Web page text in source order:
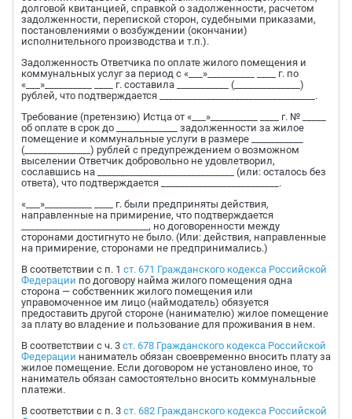
долговой квитанцией, справкой о задолженности, расчетом
задолженности, перепиской сторон, судебными приказами,
постановлениями о возбуждении (окончании)
исполнительного производства и т.п.).
Задолженность Ответчика по оплате жилого помещения и
коммунальных услуг за период с «___»__________ ____ г. по
«___»__________ ____ г. составила ___________ (______________)
рублей, что подтверждается _________________________________.
Требование (претензию) Истца от «___»__________ ____ г. № _____
об оплате в срок до _____________ задолженности за жилое
помещение и коммунальные услуги в размере ___________
(______________) рублей с предупреждением о возможном
выселении Ответчик добровольно не удовлетворил,
сославшись на _____________________________ (или: осталось без
ответа), что подтверждается _________________________.
«___»__________ ____ г. были предприняты действия,
направленные на примирение, что подтверждается
___________________________, но договоренности между
сторонами достигнуто не было. (Или: действия, направленные
на примирение, сторонами не предпринимались.)
В соответствии с п. 1 ст. 671 Гражданского кодекса Российской
Федерации по договору найма жилого помещения одна
сторона — собственник жилого помещения или
управомоченное им лицо (наймодатель) обязуется
предоставить другой стороне (нанимателю) жилое помещение
за плату во владение и пользование для проживания в нем.
В соответствии с ч. 3 ст. 678 Гражданского кодекса Российской
Федерации наниматель обязан своевременно вносить плату за
жилое помещение. Если договором не установлено иное, то
наниматель обязан самостоятельно вносить коммунальные
платежи.
В соответствии с п. 3 ст. 682 Гражданского кодекса Российской